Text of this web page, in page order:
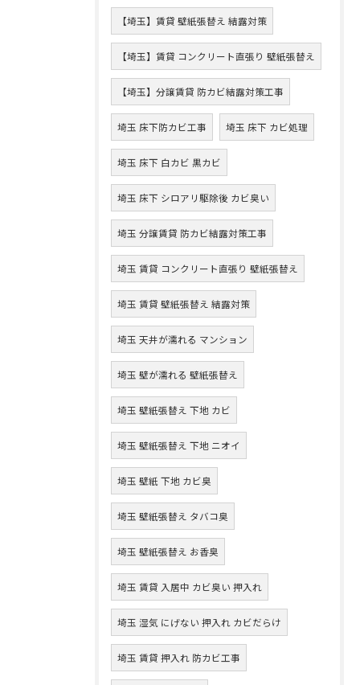
【埼玉】賃貸 壁紙張替え 結露対策
【埼玉】賃貸 コンクリート直張り 壁紙張替え
【埼玉】分譲賃貸 防カビ結露対策工事
埼玉 床下防カビ工事 埼玉 床下 カビ処理
埼玉 床下 白カビ 黒カビ
埼玉 床下 シロアリ駆除後 カビ臭い
埼玉 分譲賃貸 防カビ結露対策工事
埼玉 賃貸 コンクリート直張り 壁紙張替え
埼玉 賃貸 壁紙張替え 結露対策
埼玉 天井が濡れる マンション
埼玉 壁が濡れる 壁紙張替え
埼玉 壁紙張替え 下地 カビ
埼玉 壁紙張替え 下地 ニオイ
埼玉 壁紙 下地 カビ臭
埼玉 壁紙張替え タバコ臭
埼玉 壁紙張替え お香臭
埼玉 賃貸 入居中 カビ臭い 押入れ
埼玉 湿気 にげない 押入れ カビだらけ
埼玉 賃貸 押入れ 防カビ工事